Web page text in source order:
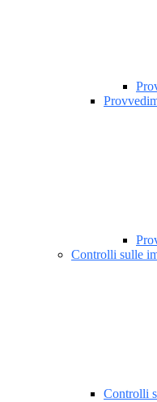
Controlli sulle
Controlli